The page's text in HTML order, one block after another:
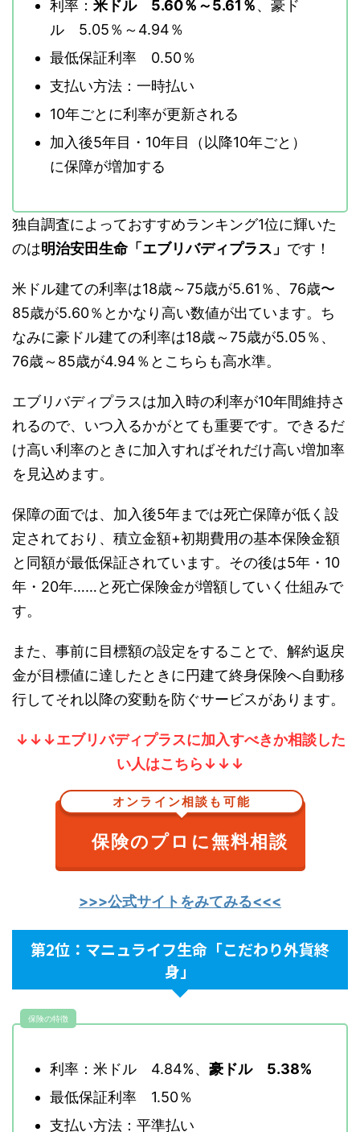
利率： 米ドル 5.60％～5.61％、豪ド
ル 5.05％～4.94％
最低保証利率 0.50％
支払い方法：一時払い
10年ごとに利率が更新される
加入後5年目・10年目（以降10年ごと）
に保障が増加する
独自調査によっておすすめランキング1位に輝いた
のは明治安田生命「エブリバディプラス」 です！
米ドル建ての利率は18歳～75歳が5.61％、76歳〜
85歳が5.60％とかなり高い数値が出ています。ち
なみに豪ドル建ての利率は18歳～75歳が5.05％、
76歳～85歳が4.94％とこちらも高水準。
エブリバディプラスは加入時の利率が10年間維持さ
れるので、いつ入るかがとても重要です。できるだ
け高い利率のときに加入すればそれだけ高い増加率
を見込めます。
保障の面では、加入後5年までは死亡保障が低く設
定されており、積立金額+初期費用の基本保険金額
と同額が最低保証されています。その後は5年・10
年・20年……と死亡保険金が増額していく仕組みで
す。
また、事前に目標額の設定をすることで、解約返戻
金が目標値に達したときに円建て終身保険へ自動移
行してそれ以降の変動を防ぐサービスがあります。
↓↓↓エブリバディプラスに加入すべきか相談した
い人はこちら↓↓↓
オンライン相談も可能
保険のプロに無料相談
>>>公式サイトをみてみる<<<
第2位：マニュライフ生命「こだわり外貨終
身」
保険の特徴
利率：米ドル 4.84%、 豪ドル 5.38%
最低保証利率 1.50％
支払い方法：平準払い